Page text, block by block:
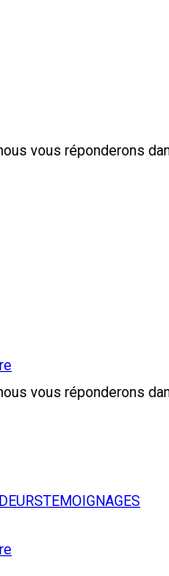
TEMOIGNAGES
vous réponderons
vous réponderons